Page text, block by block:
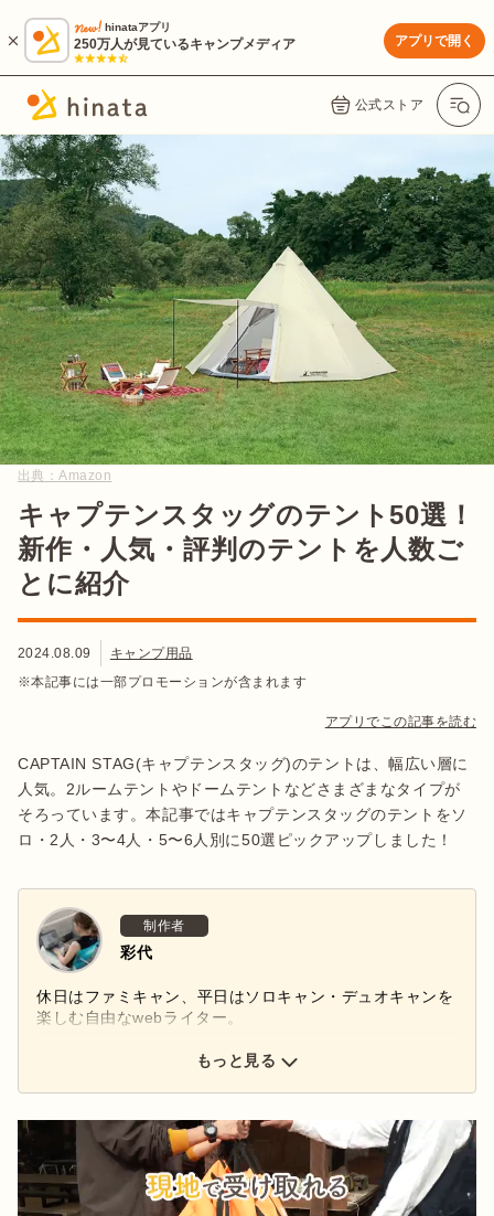
hinataアプリ
250万人が見ているキャンプメディア アプリで開く
公式ストア
出典：Amazon
キャプテンスタッグのテント50選！
新作・人気・評判のテントを人数ご
とに紹介
2024.08.09
キャンプ用品
※本記事には一部プロモーションが含まれます
アプリでこの記事を読む
CAPTAIN STAG(キャプテンスタッグ)のテントは、幅広い層に
人気。2ルームテントやドームテントなどさまざまなタイプが
そろっています。本記事ではキャプテンスタッグのテントをソ
ロ・2人・3〜4人・5〜6人別に50選ピックアップしました！
制作者
彩代
休日はファミキャン、平日はソロキャン・デュオキャンを
楽しむ自由なwebライター。
もっと見る